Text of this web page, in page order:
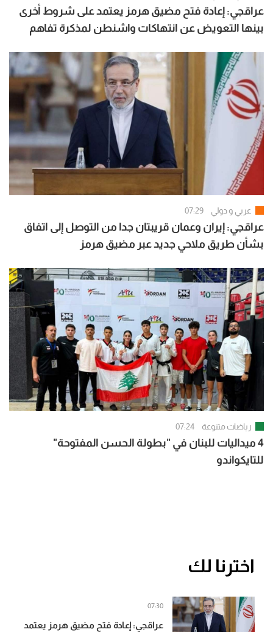
عراقجي: إعادة فتح مضيق هرمز يعتمد على شروط أخرى
بينها التعويض عن انتهاكات واشنطن لمذكرة تفاهم
عربي و دولي 07:29
عراقجي: إيران وعمان قريبتان جدا من التوصل إلى اتفاق
بشأن طريق ملاحي جديد عبر مضيق هرمز
رياضات متنوعة 07:24
4 ميداليات للبنان في "بطولة الحسن المفتوحة"
للتايكواندو
اخترنا لك
عراقجي: إعادة فتح مضيق هرمز يعتمد
07:30